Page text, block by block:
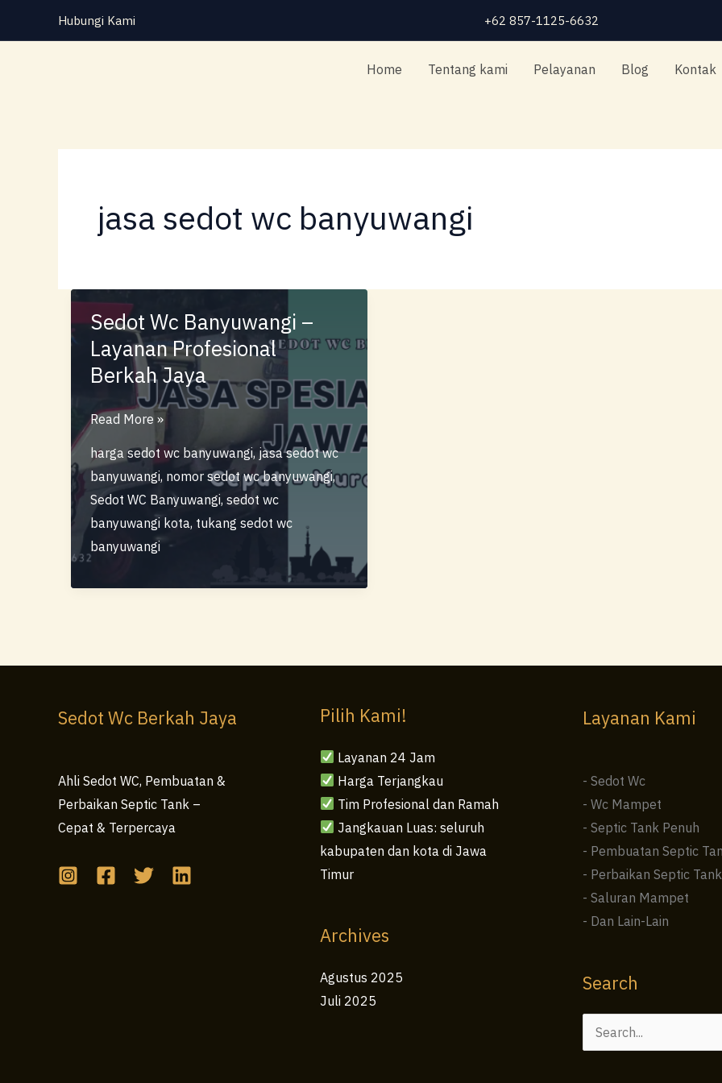
Hubungi Kami +62 857-1125-6632
Home Tentang kami Pelayanan Blog Kontak
jasa sedot wc banyuwangi
Sedot Wc Banyuwangi –
Layanan Profesional
Berkah Jaya
Sedot
Banyuwangi
Layanan
Profesional
Berkah
Read More »
harga sedot wc banyuwangi, jasa sedot wc
banyuwangi, nomor sedot wc banyuwangi,
Sedot WC Banyuwangi, sedot wc
banyuwangi kota, tukang sedot wc
banyuwangi
Sedot Wc Berkah Jaya
Ahli Sedot WC, Pembuatan &
Perbaikan Septic Tank –
Cepat & Terpercaya
Pilih Kami!
Layanan 24 Jam
Harga Terjangkau
Tim Profesional dan Ramah
Jangkauan Luas: seluruh
kabupaten dan kota di Jawa
Timur
Archives
Agustus 2025
Juli 2025
Layanan Kami
- Sedot Wc
- Wc Mampet
- Septic Tank Penuh
- Pembuatan Septic
- Perbaikan Septic Tank
- Saluran Mampet
- Dan Lain-Lain
Search
Cari